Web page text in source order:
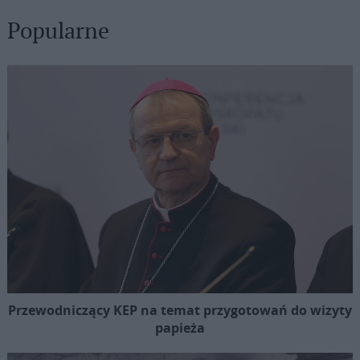
Popularne
Przewodniczący KEP na temat przygotowań do wizyty
papieża